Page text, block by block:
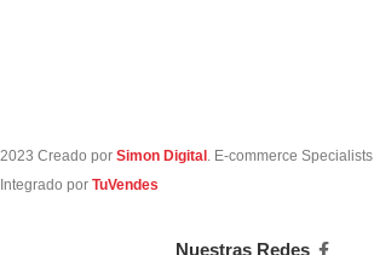
2023 Creado por Simon Digital . E-commerce Specialists.
Integrado por TuVendes
Nuestras Redes